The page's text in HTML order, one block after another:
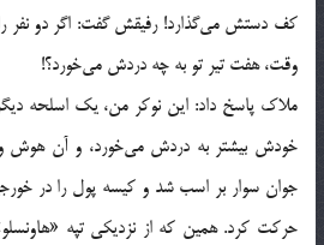
كف دستش مي‌گذارد! رفيقش گفت: اگر دو نفر
وقت، هفت تير تو به چه دردش مي‌خورد؟!
ملاك پاسخ داد: اين نوكر من، يك اسلحه
خودش بيشتر به دردش مي‌خورد، و آن هوش و
جوان سوار بر اسب شد و كيسه پول را در
حركت كرد. همين كه از نزديكي تپه